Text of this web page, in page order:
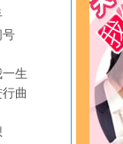
号
生
曲